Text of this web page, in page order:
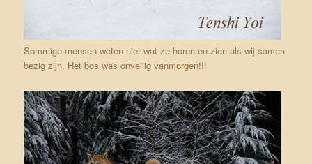
Sommige mensen weten niet wat ze horen en zien als wij samen
bezig zijn. Het bos was onveilig vanmorgen!!!